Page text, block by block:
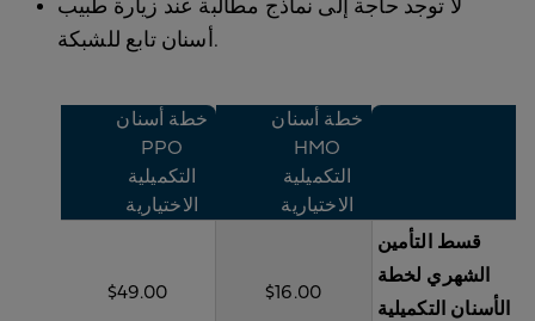
لا توجد حاجة إلى نماذج مطالبة عند زيارة طبيب
أسنان تابع للشبكة.
خطة أسنان
HMO
التكميلية
الاختيارية
خطة أسنان
PPO
التكميلية
الاختيارية
قسط التأمين
الشهري لخطة
الأسنان التكميلية
$16.00
$49.00